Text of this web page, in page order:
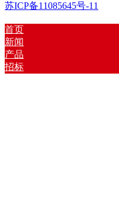
苏ICP备11085645号-11
首页
新闻
产品
招标